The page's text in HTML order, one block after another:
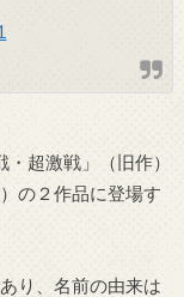
超激戦」（旧作）
の２作品に登場す
り、名前の由来は